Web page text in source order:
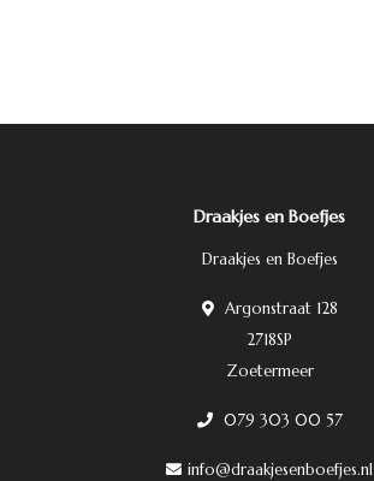
Draakjes en Boefjes
Draakjes en Boefjes
Argonstraat 128
2718SP
Zoetermeer
079 303 00 57
info@draakjesenboefjes.nl